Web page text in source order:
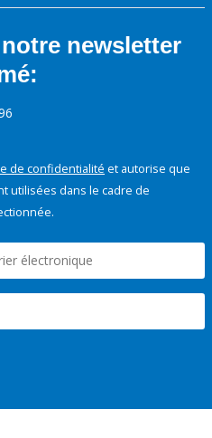
newsletter
de confidentialité et autorise que
utilisées dans le cadre de